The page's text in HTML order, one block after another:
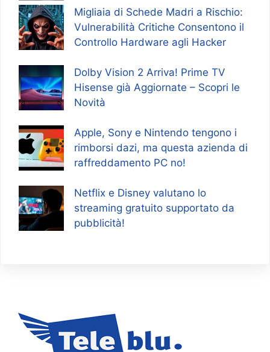
Migliaia di Schede Madri a Rischio:
Vulnerabilità Critiche Consentono il
Controllo Hardware agli Hacker
Dolby Vision 2 Arriva! Prime TV
Hisense già Aggiornate – Scopri le
Novità
Apple, Sony e Nintendo tengono i
rimborsi dazi, ma questa azienda di
raffreddamento PC no!
Netflix e Disney valutano lo
streaming gratuito supportato da
pubblicità!